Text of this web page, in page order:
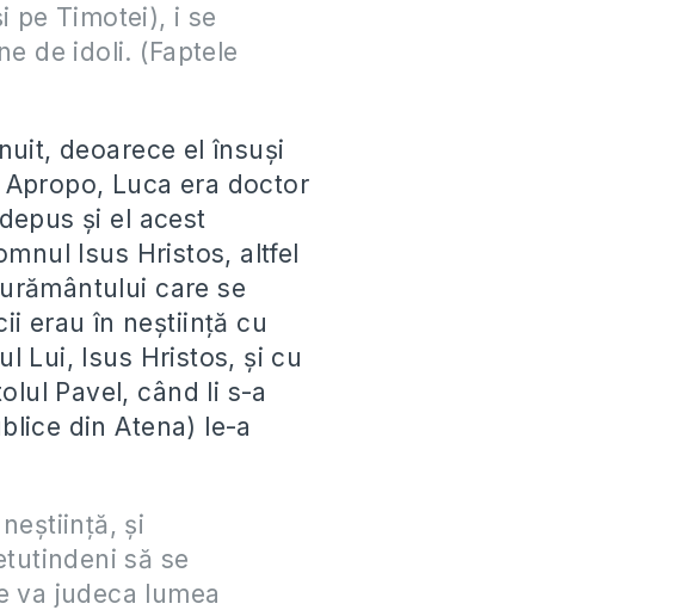
pe Timotei), i se
de idoli. (Faptele
deoarece el însuşi
Luca era doctor
şi el acest
Isus Hristos, altfel
care se
erau în neştiinţă cu
Lui, Isus Hristos, şi cu
Pavel, când li s-a
din Atena) le-a
şi
să se
va judeca lumea